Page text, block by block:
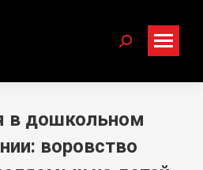
Search:
в дошкольном
воровство